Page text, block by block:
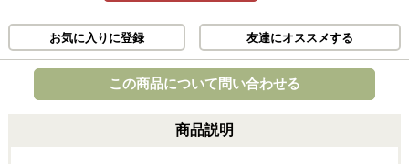
お気に入りに登録 友達にオススメする
この商品について問い合わせる
商品説明